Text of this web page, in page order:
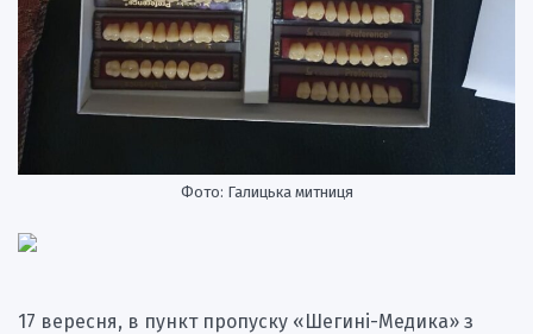
Фото: Галицька митниця
17 вересня, в пункт пропуску «Шегині-Медика» з